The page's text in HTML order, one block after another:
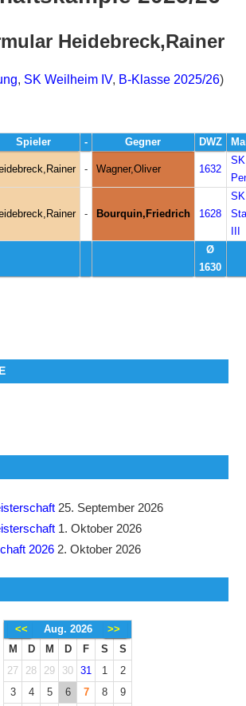
Heidebreck,Rainer
, SK Weilheim IV, B-Klasse 2025/26)
Spieler - Gegner DWZ
- Wagner,Oliver 1632
SK
- Bourquin,Friedrich 1628
SK
Ø
1630
25. September 2026
1. Oktober 2026
2026 2. Oktober 2026
<< Aug. 2026
>>
M
D M D F S
S
27
28 29 30 31 1
2
3
4 5 6 7 8
9